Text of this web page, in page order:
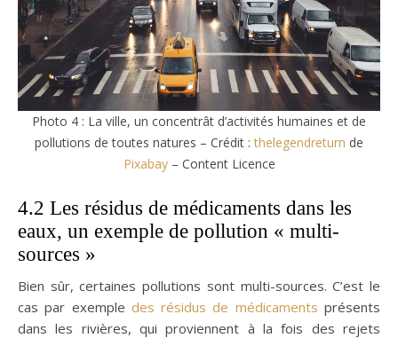
Photo 4 : La ville, un concentrât d’activités humaines et de
pollutions de toutes natures – Crédit :thelegendreturn de
Pixabay– Content Licence
4.2 Les résidus de médicaments dans les
eaux, un exemple de pollution « multi-
sources »
Bien sûr, certaines pollutions sont multi-sources. C’est le
cas par exemple des résidus de médicaments présents
dans les rivières, qui proviennent à la fois des rejets